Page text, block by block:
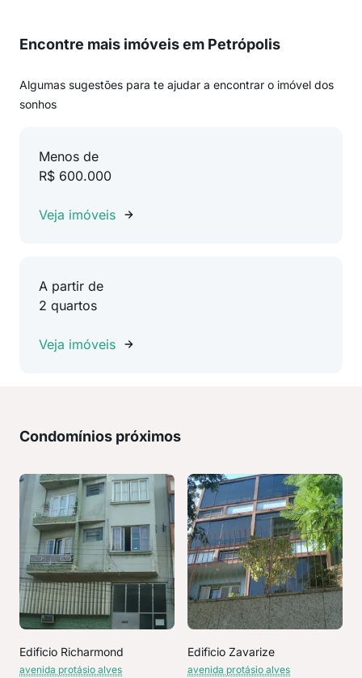
Encontre mais imóveis em Petrópolis
Algumas sugestões para te ajudar a encontrar o imóvel dos
sonhos
Menos de
R$ 600.000
Veja imóveis
A partir de
2 quartos
Veja imóveis
Condomínios próximos
Edificio Richarmond
avenida protásio alves
Edificio Zavarize
avenida protásio alves